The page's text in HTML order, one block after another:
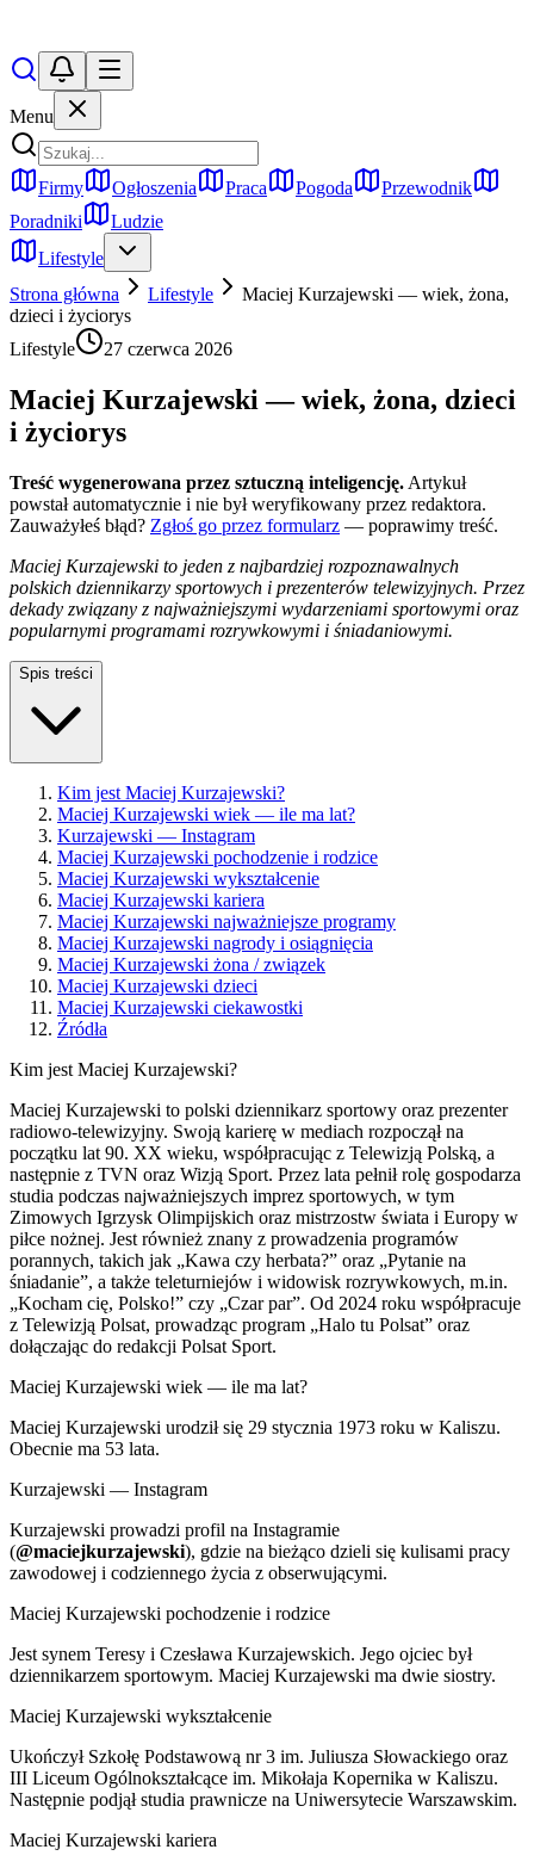
Menu
Firmy Ogłoszenia Praca Pogoda
Przewodnik
Poradniki
Ludzie
Lifestyle
Strona główna
Lifestyle
Maciej Kurzajewski — wiek, żona,
dzieci i życiorys
Lifestyle
27 czerwca 2026
Maciej Kurzajewski — wiek, żona, dzieci
i życiorys
Treść wygenerowana przez sztuczną inteligencję. Artykuł
powstał automatycznie i nie był weryfikowany przez redaktora.
Zauważyłeś błąd? Zgłoś go przez formularz — poprawimy treść.
Maciej Kurzajewski to jeden z najbardziej rozpoznawalnych
polskich dziennikarzy sportowych i prezenterów telewizyjnych. Przez
dekady związany z najważniejszymi wydarzeniami sportowymi oraz
popularnymi programami rozrywkowymi i śniadaniowymi.
Spis treści
Kim jest Maciej Kurzajewski?
Maciej Kurzajewski wiek — ile ma lat?
Kurzajewski — Instagram
Maciej Kurzajewski pochodzenie i rodzice
Maciej Kurzajewski wykształcenie
Maciej Kurzajewski kariera
Maciej Kurzajewski najważniejsze programy
Maciej Kurzajewski nagrody i osiągnięcia
Maciej Kurzajewski żona / związek
Maciej Kurzajewski dzieci
Maciej Kurzajewski ciekawostki
Źródła
Kim jest Maciej Kurzajewski?
Maciej Kurzajewski to polski dziennikarz sportowy oraz prezenter
radiowo-telewizyjny. Swoją karierę w mediach rozpoczął na
początku lat 90. XX wieku, współpracując z Telewizją Polską, a
następnie z TVN oraz Wizją Sport. Przez lata pełnił rolę gospodarza
studia podczas najważniejszych imprez sportowych, w tym
Zimowych Igrzysk Olimpijskich oraz mistrzostw świata i Europy w
piłce nożnej. Jest również znany z prowadzenia programów
porannych, takich jak „Kawa czy herbata?” oraz „Pytanie na
śniadanie”, a także teleturniejów i widowisk rozrywkowych, m.in.
„Kocham cię, Polsko!” czy „Czar par”. Od 2024 roku współpracuje
z Telewizją Polsat, prowadząc program „Halo tu Polsat” oraz
dołączając do redakcji Polsat Sport.
Maciej Kurzajewski wiek — ile ma lat?
Maciej Kurzajewski urodził się 29 stycznia 1973 roku w Kaliszu.
Obecnie ma 53 lata.
Kurzajewski — Instagram
Kurzajewski prowadzi profil na Instagramie
(@maciejkurzajewski), gdzie na bieżąco dzieli się kulisami pracy
zawodowej i codziennego życia z obserwującymi.
Maciej Kurzajewski pochodzenie i rodzice
Jest synem Teresy i Czesława Kurzajewskich. Jego ojciec był
dziennikarzem sportowym. Maciej Kurzajewski ma dwie siostry.
Maciej Kurzajewski wykształcenie
Ukończył Szkołę Podstawową nr 3 im. Juliusza Słowackiego oraz
III Liceum Ogólnokształcące im. Mikołaja Kopernika w Kaliszu.
Następnie podjął studia prawnicze na Uniwersytecie Warszawskim.
Maciej Kurzajewski kariera